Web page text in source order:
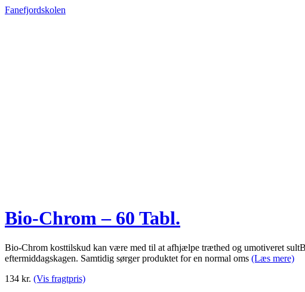
Fanefjordskolen
Bio-Chrom – 60 Tabl.
Bio-Chrom kosttilskud kan være med til at afhjælpe træthed og umotiveret
eftermiddagskagen. Samtidig sørger produktet for en normal oms (Læs mere)
134 kr. (Vis fragtpris)